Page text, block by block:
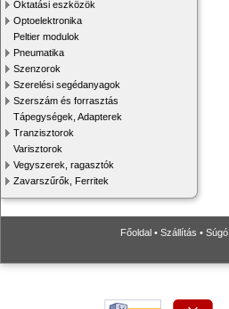
Oktatási eszközök
Optoelektronika
Peltier modulok
Pneumatika
Szenzorok
Szerelési segédanyagok
Szerszám és forrasztás
Tápegységek, Adapterek
Tranzisztorok
Varisztorok
Vegyszerek, ragasztók
Zavarszűrők, Ferritek
Főoldal • Szállítás • Súgó